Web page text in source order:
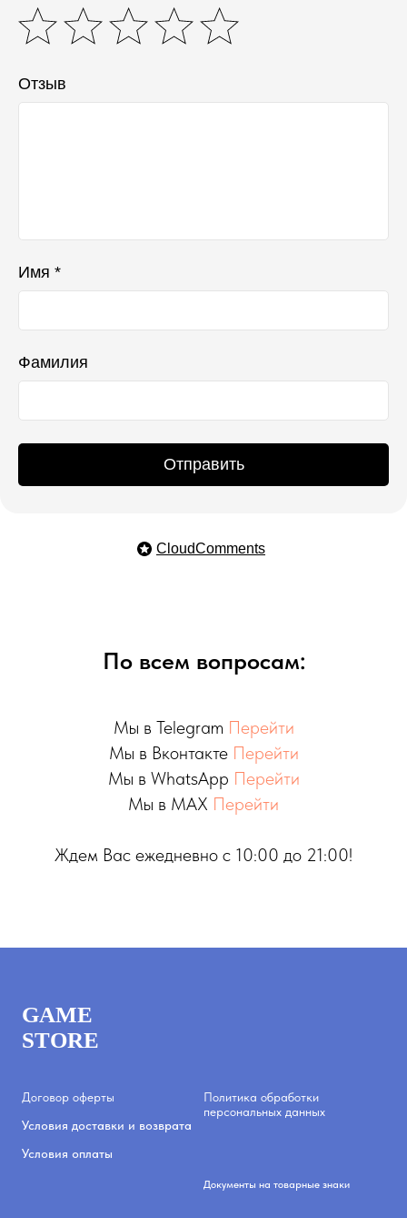
Отзыв
Имя *
Фамилия
Отправить
CloudComments
По всем вопросам:
Мы в Telegram Перейти
Мы в Вконтакте Перейти
Мы в WhatsApp Перейти
Мы в MAX Перейти
Ждем Вас ежедневно с 10:00 до 21:00!
GAME
STORE
Договор оферты
Условия доставки и возврата
Условия оплаты
Политика обработки
персональных данных
Документы на товарные знаки